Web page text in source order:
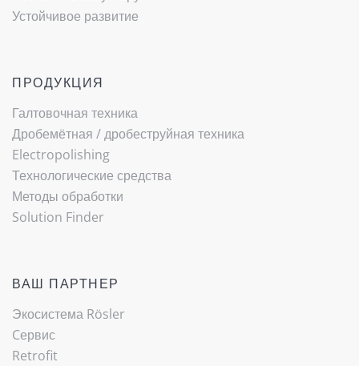
Устойчивое развитие
ПРОДУКЦИЯ
Галтовочная техника
Дробемётная / ­дробеструйная техника
Electropolishing
Технологические средства
Методы обработки
Solution Finder
ВАШ ПАРТНЕР
Экосистема Rösler
Cервис
Retrofit